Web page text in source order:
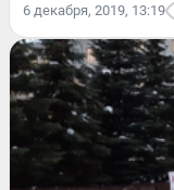
6 декабря, 2019, 13:19